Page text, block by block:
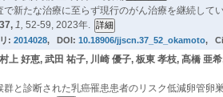
で新たな治療に至らず現行のがん治療を継続して
37, 1, 52-59, 2023年.
: 2014028, DOI: 10.18906/jjscn.37_52_okamoto,
上 好恵, 武田 祐子, 川崎 優子, 板東 孝枝, 髙橋 亜
と診断された乳癌罹患患者のリスク低減卵管卵